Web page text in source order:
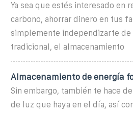
Ya sea que estés interesado en
carbono, ahorrar dinero en tus
simplemente independizarte de
tradicional, el almacenamiento
Almacenamiento de energía
Sin embargo, también te hace
de luz que haya en el día, así